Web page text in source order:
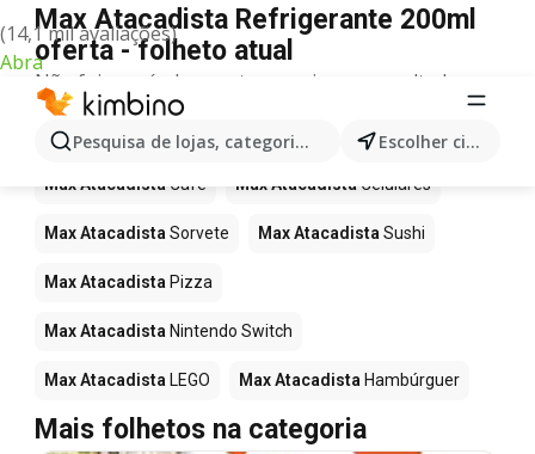
(14,1 mil avaliações)
Abra
Pesquisa de lojas, categorias,produtos... Escolher cidade
Max Atacadista Refrigerante 200ml
oferta - folheto atual
Não foi possível encontrar quaisquer resultados
para este termo.
Mais produtos em Max Atacadista
Max Atacadista Café Max Atacadista Celulares
Max Atacadista Sorvete Max Atacadista Sushi
Max Atacadista Pizza
Max Atacadista Nintendo Switch
Max Atacadista LEGO Max Atacadista Hambúrguer
Mais folhetos na categoria